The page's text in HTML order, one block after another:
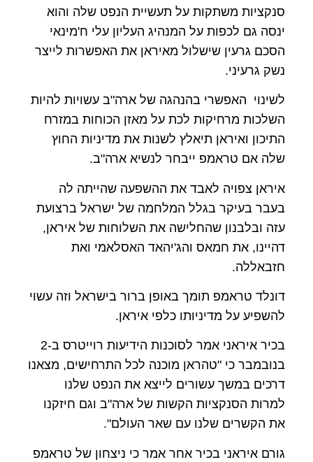
סנקציות משתקות על תעשיית הנפט שלה והוא
ינסה גם לכפות על המנהיג העליון עלי ח'מינאי
הסכם גרעין שישלול מאיראן את האפשרות לייצר
נשק גרעיני.
לשינוי האפשרי בהנהגה של ארה"ב עשויות להיות
השלכות מרחיקות לכת על מאזן הכוחות במזרח
התיכון ואיראן תיאלץ לשנות את מדיניות החוץ
שלה אם טראמפ ייבחר לנשיא ארה"ב.
איראן צפויה לאבד את ההשפעה שהייתה לה
בעבר בעיקר בגלל המלחמה של ישראל ברצועת
עזה ובלבנון שהחלישה את השלוחות של איראן,
דהיינו, את חמאס והג'יהאד האסלאמי ואת
חזבאללה.
דונלד טראמפ תומך באופן ברור בישראל וזה עשוי
להשפיע על מדיניותו כלפי איראן.
בכיר איראני אמר לסוכנות הידיעות רוייטרס ב-2
בנובמבר כי "טהראן מוכנה לכל התרחישים, מצאנו
דרכים במשך עשורים לייצא את הנפט שלנו
למרות הסנקציות הקשות של ארה"ב וגם חיזקנו
את הקשרים שלנו עם שאר העולם".
גורם איראני בכיר אחר אמר כי ניצחון של טראמפ